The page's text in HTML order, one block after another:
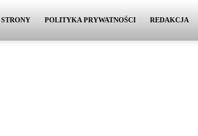
POLITYKA PRYWATNOŚCI REDAKCJA